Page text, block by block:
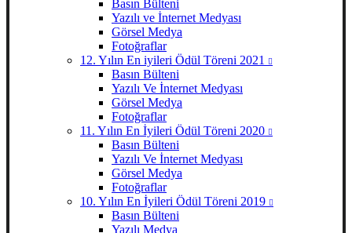
Basın Bülteni
Yazılı ve İnternet Medyası
Görsel Medya
Fotoğraflar
12. Yılın En iyileri Ödül Töreni 2021
Basın Bülteni
Yazılı Ve İnternet Medyası
Görsel Medya
Fotoğraflar
11. Yılın En İyileri Ödül Töreni 2020
Basın Bülteni
Yazılı Ve İnternet Medyası
Görsel Medya
Fotoğraflar
10. Yılın En İyileri Ödül Töreni 2019
Basın Bülteni
Yazılı Medya